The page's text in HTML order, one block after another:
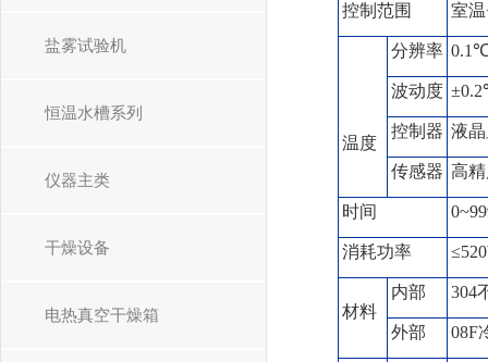
控制范围 室
温度
分辨率
波动度
控制器 液
传感器 高
时间
消耗功率
材料
内部 304
外部 08F
盐雾试验机
恒温水槽系列
仪器主类
干燥设备
电热真空干燥箱